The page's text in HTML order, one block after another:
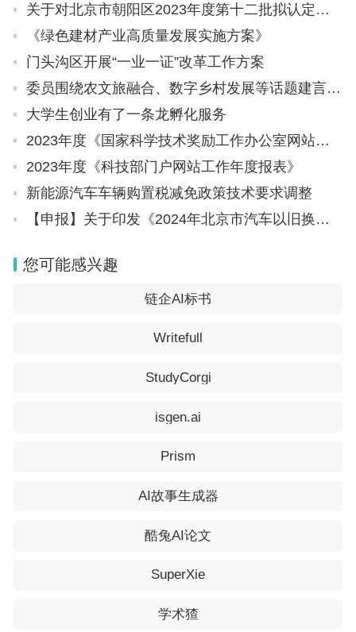
关于对北京市朝阳区2023年度第十二批拟认定创新型中小企业名单进行公示的通知
《绿色建材产业高质量发展实施方案》
门头沟区开展“一业一证”改革工作方案
委员围绕农文旅融合、数字乡村发展等话题建言献策 人才科技“双翼”助力乡村振兴
大学生创业有了一条龙孵化服务
2023年度《国家科学技术奖励工作办公室网站工作年度报表》
2023年度《科技部门户网站工作年度报表》
新能源汽车车辆购置税减免政策技术要求调整
【申报】关于印发《2024年北京市汽车以旧换新补贴实施细则》的通知
您可能感兴趣
链企AI标书
Writefull
StudyCorgi
isgen.ai
Prism
AI故事生成器
酷兔AI论文
SuperXie
学术猹